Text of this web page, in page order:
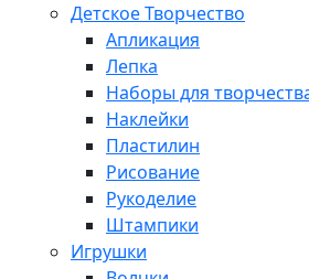
Детское Творчество
Апликация
Лепка
Наборы для
Наклейки
Пластилин
Рисование
Рукоделие
Штампики
Игрушки